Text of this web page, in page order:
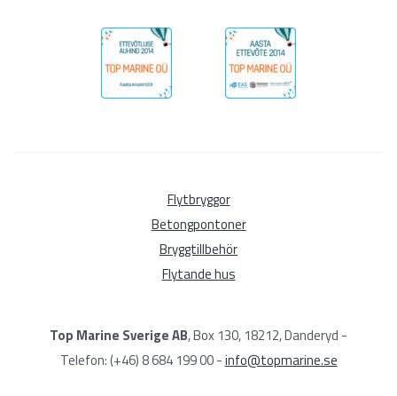
Flytbryggor
Betongpontoner
Bryggtillbehör
Flytande hus
Top Marine Sverige AB, Box 130, 18212, Danderyd -
Telefon: (+46) 8 684 199 00 -info@topmarine.se